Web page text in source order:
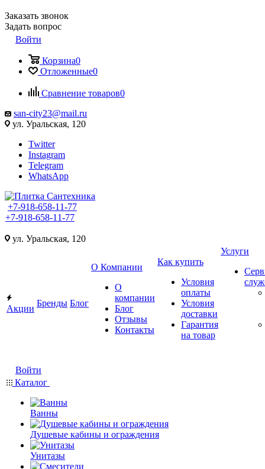
Заказать звонок
Задать вопрос
Войти
Корзина0
Отложенные0
Сравнение товаров0
san-city23@mail.ru
ул. Уральская, 120
Twitter
Instagram
Telegram
WhatsApp
+7-918-658-11-77
+7-918-658-11-77
ул. Уральская, 120
Акции
Бренды Блог
О Компании
О
компании
Блог
Отзывы
Контакты
Как купить
Условия
оплаты
Условия
доставки
Гарантия
на товар
Услуги
Войти
Каталог
Ванны
Душевые кабины и ограждения
Унитазы